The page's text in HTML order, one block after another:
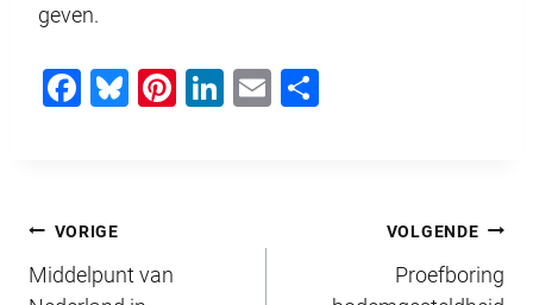
geven.
F
b
o
Bl Pi Li
E
Bericht
navigatie
VORIGE
Middelpunt van
VOLGENDE
Proefboring